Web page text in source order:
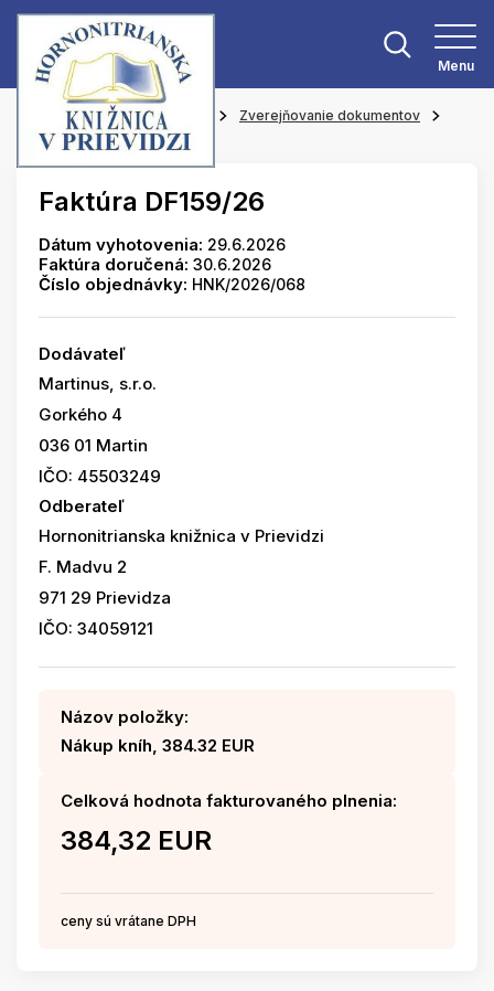
Menu
Hlavná stránka O knižnici
Zverejňovanie dokumentov
Faktúry
Faktúra DF159/26
Dátum vyhotovenia: 29.6.2026
Faktúra doručená: 30.6.2026
Číslo objednávky: HNK/2026/068
Dodávateľ
Martinus, s.r.o.
Gorkého 4
036 01 Martin
IČO: 45503249
Odberateľ
Hornonitrianska knižnica v Prievidzi
F. Madvu 2
971 29 Prievidza
IČO: 34059121
Názov položky:
Nákup kníh, 384.32 EUR
Celková hodnota fakturovaného plnenia:
384,32 EUR
ceny sú vrátane DPH